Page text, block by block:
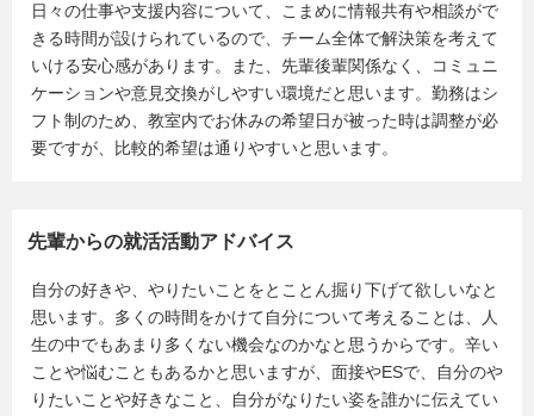
日々の仕事や支援内容について、こまめに情報共有や相談がで
きる時間が設けられているので、チーム全体で解決策を考えて
いける安心感があります。また、先輩後輩関係なく、コミュニ
ケーションや意見交換がしやすい環境だと思います。勤務はシ
フト制のため、教室内でお休みの希望日が被った時は調整が必
要ですが、比較的希望は通りやすいと思います。
先輩からの就活活動アドバイス
自分の好きや、やりたいことをとことん掘り下げて欲しいなと
思います。多くの時間をかけて自分について考えることは、人
生の中でもあまり多くない機会なのかなと思うからです。辛い
ことや悩むこともあるかと思いますが、面接やESで、自分のや
りたいことや好きなこと、自分がなりたい姿を誰かに伝えてい